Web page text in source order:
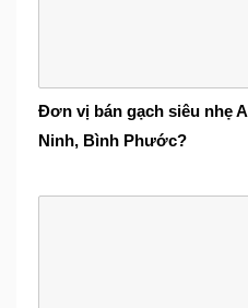
Đơn vị bán gạch siêu nhẹ
Ninh, Bình Phước?